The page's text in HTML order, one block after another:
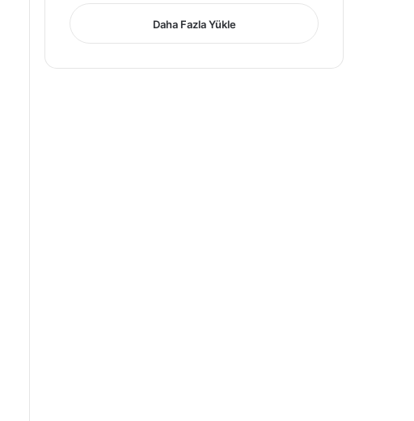
Daha Fazla Yükle